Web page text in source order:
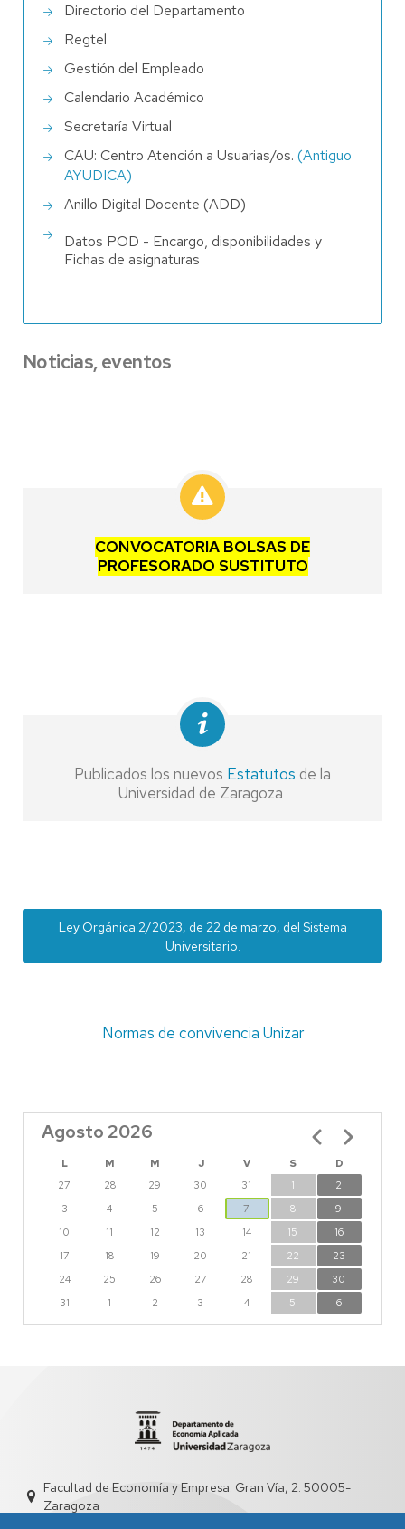
Directorio del Departamento
Regtel
Gestión del Empleado
Calendario Académico
Secretaría Virtual
CAU: Centro Atención a Usuarias/os. (Antiguo
AYUDICA)
Anillo Digital Docente (ADD)
Datos POD - Encargo, disponibilidades y
Fichas de asignaturas
Noticias, eventos
CONVOCATORIA BOLSAS DE
PROFESORADO SUSTITUTO
Publicados los nuevos Estatutos de la
Universidad de Zaragoza
Ley Orgánica 2/2023, de 22 de marzo, del Sistema
Universitario.
Normas de convivencia Unizar
Agosto 2026
L M M J V S
D
27
28 29 30 31 1
2
3
4 5 6 7 8
9
10
11 12 13 14 15
16
17
18 19 20 21 22
23
24
25 26 27 28 29
30
31
1 2 3 4 5 6
Paginación
Facultad de Economía y Empresa. Gran Vía, 2. 50005-
Zaragoza